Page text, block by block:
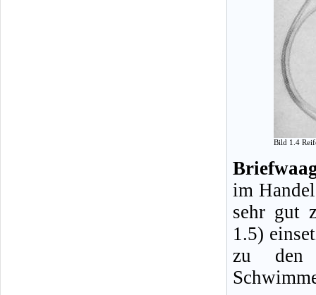
Bild 1.4
im
sehr gut
1.5)
zu den